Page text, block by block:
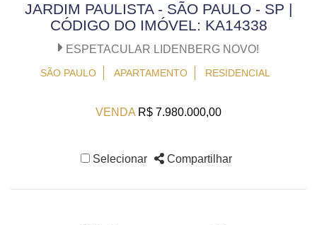
JARDIM PAULISTA - SÃO PAULO - SP |
CÓDIGO DO IMÓVEL: KA14338
ESPETACULAR LIDENBERG NOVO!
SÃO PAULO APARTAMENTO RESIDENCIAL
VENDA R$ 7.980.000,00
Selecionar Compartilhar